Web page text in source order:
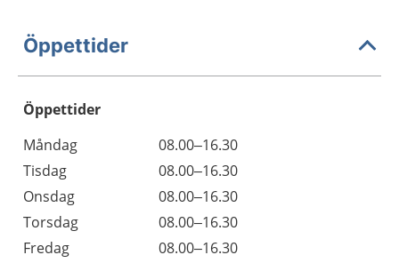
Öppettider
Öppettider
Dag
Öppettider
Kommentarer
Måndag
08.00–16.30
Tisdag
08.00–16.30
Onsdag
08.00–16.30
Torsdag
08.00–16.30
Fredag
08.00–16.30